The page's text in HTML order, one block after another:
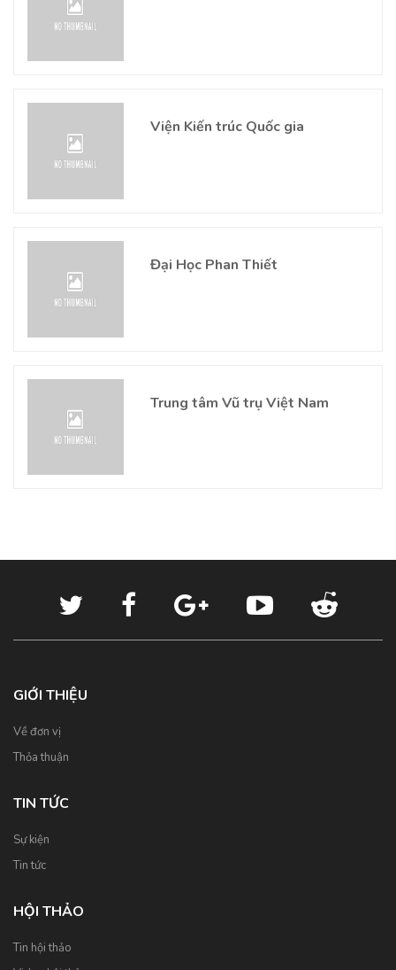
Viện Kiến trúc Quốc gia
Đại Học Phan Thiết
Trung tâm Vũ trụ Việt Nam
GIỚI THIỆU
Về đơn vị
Thỏa thuận
TIN TỨC
Sự kiện
Tin tức
HỘI THẢO
Tin hội thảo